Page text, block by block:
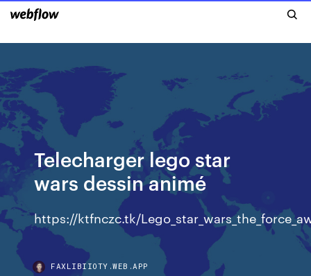
Telecharger lego star
wars dessin animé
https://ktfnczc.tk/
FAXLIBIIOTY.WEB.APP